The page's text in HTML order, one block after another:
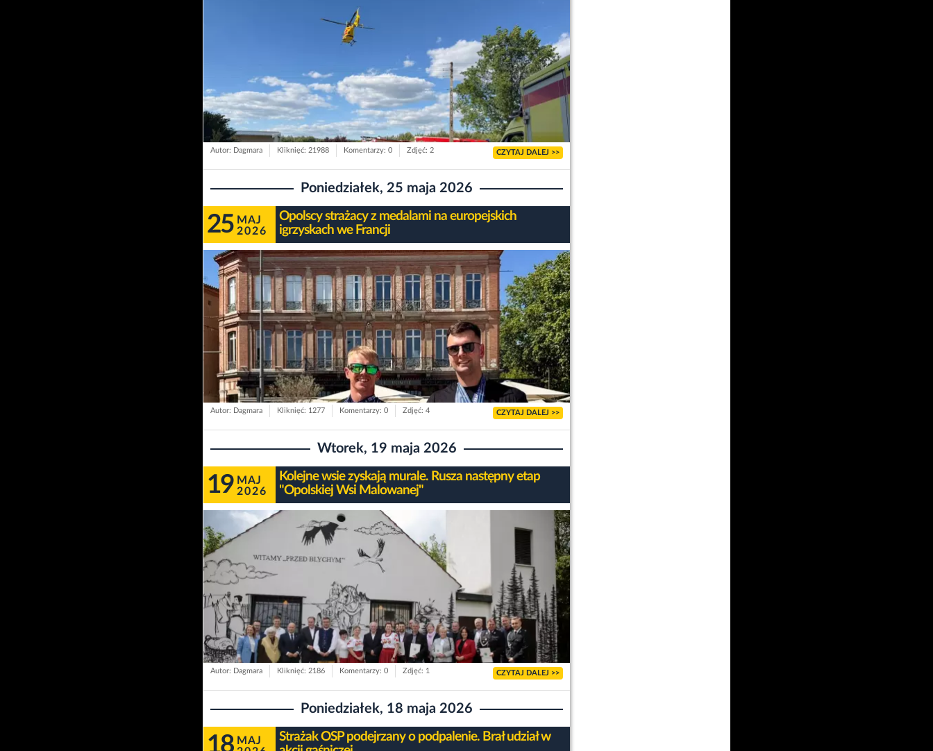
Autor: Dagmara Kliknięć: 21988 Komentarzy: 0 Zdjęć: 2 CZYTAJ DALEJ >>
Poniedziałek, 25 maja 2026
25 MAJ
2026
Opolscy strażacy z medalami na europejskich
igrzyskach we Francji
Autor: Dagmara Kliknięć: 1277 Komentarzy: 0 Zdjęć: 4 CZYTAJ DALEJ >>
Wtorek, 19 maja 2026
19 MAJ
2026
Kolejne wsie zyskają murale. Rusza następny etap
"Opolskiej Wsi Malowanej"
Autor: Dagmara Kliknięć: 2186 Komentarzy: 0 Zdjęć: 1 CZYTAJ DALEJ >>
Poniedziałek, 18 maja 2026
18 MAJ
Strażak OSP podejrzany o podpalenie. Brał udział w